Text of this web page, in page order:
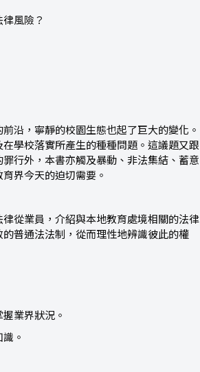
風險？
沿，寧靜的校園生態也起了巨大的變化。
學校落實所產生的種種問題。這議題又跟
行外，本書亦觸及暴動、非法集結、蓄意
界今天的迫切需要。
從業員，介紹與本地教育處境相關的法律
普通法法制，從而理性地辨識彼此的權
業界狀況。
。